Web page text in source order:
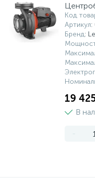
Код
Артикул:
Бренд:
19
В
-